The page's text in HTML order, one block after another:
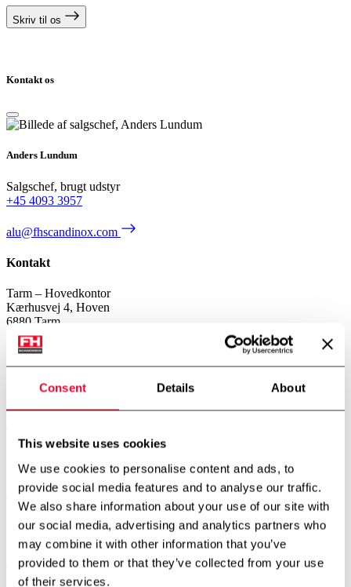
Consent Details About
This website uses cookies
We use cookies to personalise content and ads, to
provide social media features and to analyse our traffic.
We also share information about your use of our site with
our social media, advertising and analytics partners who
may combine it with other information that you’ve
provided to them or that they’ve collected from your use
of their services.
Skriv til os
Kontakt os
Anders Lundum
Salgschef, brugt udstyr
+45 4093 3957
alu@fhscandinox.com
Kontakt
Tarm – Hovedkontor
Kærhusvej 4, Hoven
6880 Tarm
Telefon:
CVR: 14919287
Gerstenberg Services A/S
FH Scandinox Norge AS
Doneheia 127, 4516 Mandal
Telefon:+47 4885 4699
Aarhus – Afdeling
Hjaltevej 2, Skovby
8464 Galten
Telefon:+45 7534 3434